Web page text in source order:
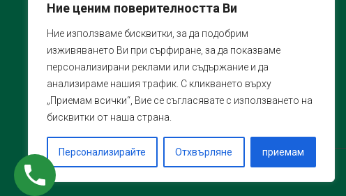
Ние ценим поверителността Ви
Ние използваме бисквитки, за да подобрим
изживяването Ви при сърфиране, за да показваме
персонализирани реклами или съдържание и да
анализираме нашия трафик. С кликването върху
„Приемам всички“, Вие се съгласявате с използването на
бисквитки от наша страна.
Персонализирайте Отхвърляне приемам